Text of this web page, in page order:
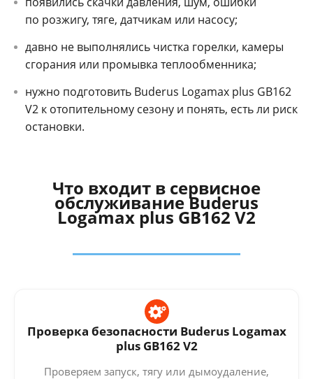
по розжигу, тяге, датчикам или насосу;
давно не выполнялись чистка горелки, камеры
сгорания или промывка теплообменника;
нужно подготовить Buderus Logamax plus GB162
V2 к отопительному сезону и понять, есть ли риск
остановки.
Что входит в сервисное
обслуживание Buderus
Logamax plus GB162 V2
Проверка безопасности Buderus Logamax
plus GB162 V2
Проверяем запуск, тягу или дымоудаление,